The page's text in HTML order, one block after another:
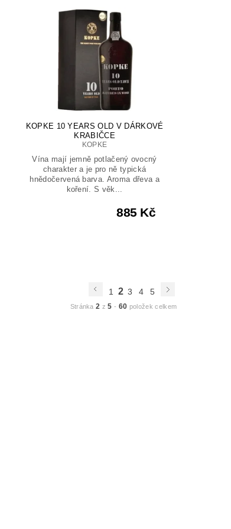
KOPKE 10 YEARS OLD V DÁRKOVÉ
KRABIČCE
KOPKE
Vína mají jemně potlačený ovocný
charakter a je pro ně typická
hnědočervená barva. Aroma dřeva a
koření. S věk...
885 Kč
1 2 3 4 5
Stránka2 z5 - 60 položek celkem